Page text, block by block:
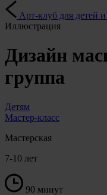
Арт-клуб для детей
Иллюстрация
Дизайн
группа
Детям
Мастер-класс
Мастерская
7-10 лет
90 минут